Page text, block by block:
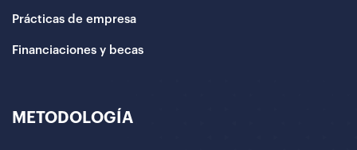
Prácticas de empresa
Financiaciones y becas
METODOLOGÍA